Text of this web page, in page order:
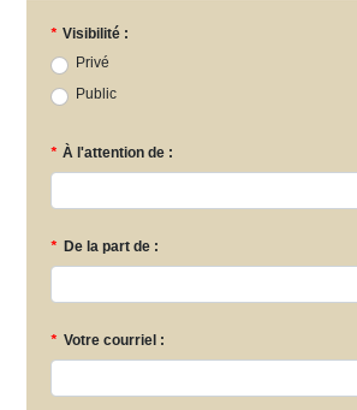
* Visibilité :
Privé
Public
* À l'attention de :
* De la part de :
* Votre courriel :